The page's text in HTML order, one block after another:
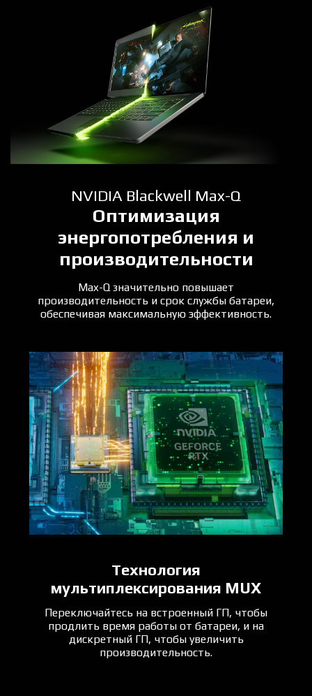
NVIDIA Blackwell Max-Q
Оптимизация
энергопотребления и
производительности
Max-Q значительно повышает
производительность и срок службы батареи,
обеспечивая максимальную эффективность.
Технология
мультиплексирования MUX
Переключайтесь на встроенный ГП, чтобы
продлить время работы от батареи, и на
дискретный ГП, чтобы увеличить
производительность.